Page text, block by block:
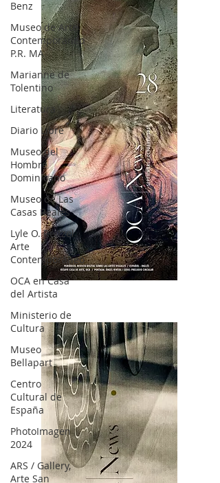
Benz
Museo de Arte
Contemporáneo
P.R. MA
Marianne de
Tolentino
Literatura
Diario Libre
Museo del
Hombre
Dominicano
Museo de Las
Casas Reales
Lyle O. Reitzel
Arte
Contemporáneo
OCA en Casa
del Artista
Ministerio de
Cultura
Museo
Bellapart
Centro
Cultural de
España
PhotoImagen
2024
ARS / Gallery,
Arte San
OCA|News 28 / Julio-Agosto-Septiembre, 2023